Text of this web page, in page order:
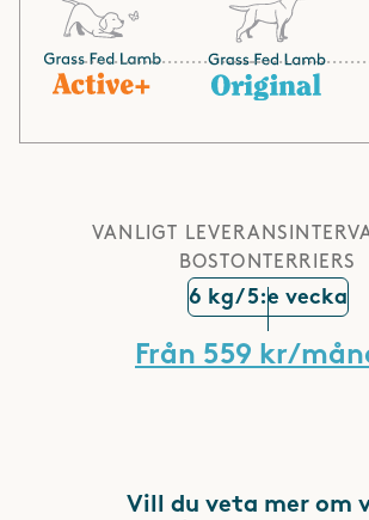
VANLIGT
BOSTONTERRIERS
6 kg/ 5:e vecka
Från 559 kr/
Vill du veta mer om